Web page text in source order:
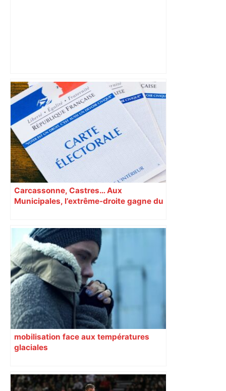
Un homme allongé sur les rails : il
meurt percuté par un train, le trafic
ferroviaire à l’arrêt dans le Lauragais,
au sud de Toulouse – ladepeche.fr
Carcassonne, Castres… Aux
Municipales, l’extrême-droite gagne du
mobilisation face aux températures
glaciales